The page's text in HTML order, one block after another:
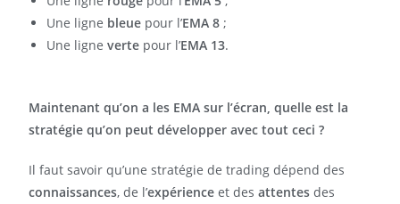
Une ligne bleue pour l’EMA 8 ;
Une ligneverte pour l’EMA 13.
Maintenant qu’on a les EMA sur l’écran, quelle est la
stratégie qu’on peut développer avec tout ceci ?
Il faut savoir qu’une stratégie de trading dépend des
connaissances, de l’expérience et desattentes des